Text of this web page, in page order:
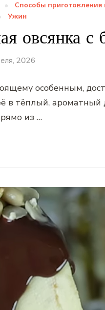
Способы
Ужин
овсянка с
2026
особенным,
в тёплый, ароматный
из …